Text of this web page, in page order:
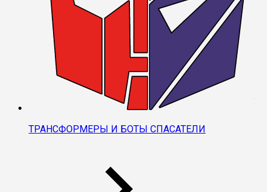
ТРАНСФОРМЕРЫ И БОТЫ СПАСАТЕЛИ